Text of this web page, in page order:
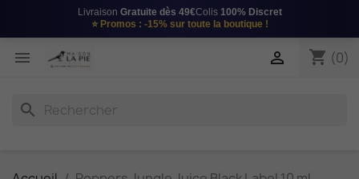
Livraison Gratuite dès 49€Colis 100% Discret
⭐ Promos : -15%sur toute la boutique !
 shopping_cart (0)

search